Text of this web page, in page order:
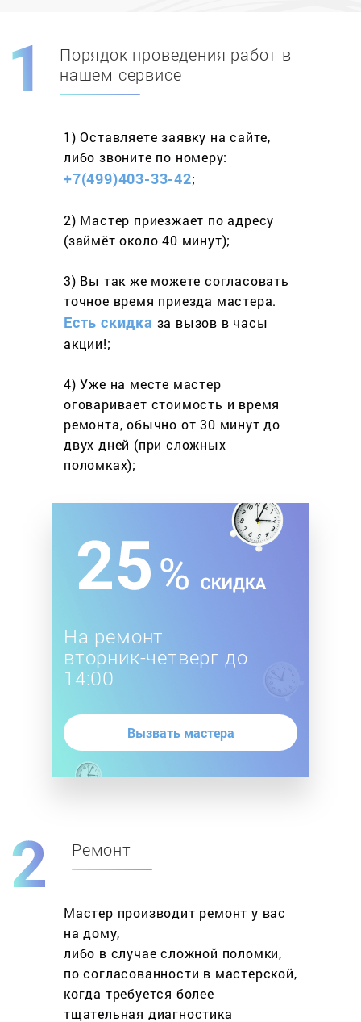
Скидка при первомзаказе на адрес
составит 15%
Работаем более 10 лет
весь спектр услуг
Порядок проведения работ в
нашем сервисе
1) Оставляете заявку на сайте,
либо звоните по номеру:
+7(499)403-33-42;
2) Мастер приезжает по адресу
(займёт около 40 минут);
3) Вы так же можете согласовать
точное время приезда мастера.
Есть скидка за вызов в часы
акции!;
4) Уже на месте мастер
оговаривает стоимость и время
ремонта, обычно от 30 минут до
двух дней (при сложных
поломках);
На ремонт
вторник-четверг до
14:00
Вызвать мастера
Ремонт
Мастер производит ремонт у вас
на дому,
либо в случае сложной поломки,
по согласованности в мастерской,
когда требуется более
тщательная диагностика